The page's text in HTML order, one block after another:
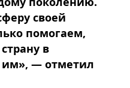
своей
помогаем,
в
— отметил